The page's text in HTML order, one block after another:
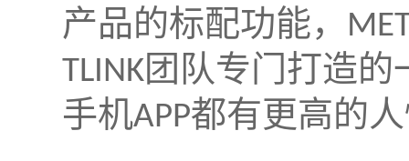
产品的标配功能，
TLINK团队专门打造的
手机APP都有更高的